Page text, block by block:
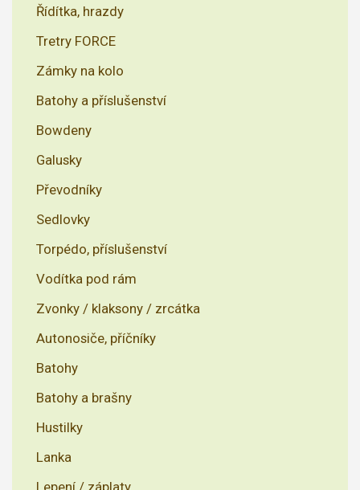
Řídítka, hrazdy
Tretry FORCE
Zámky na kolo
Batohy a příslušenství
Bowdeny
Galusky
Převodníky
Sedlovky
Torpédo, příslušenství
Vodítka pod rám
Zvonky / klaksony / zrcátka
Autonosiče, příčníky
Batohy
Batohy a brašny
Hustilky
Lanka